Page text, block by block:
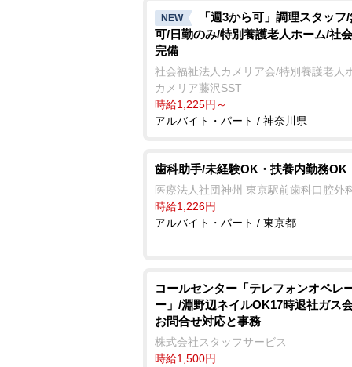
NEW
「週3から可」調理スタッフ
可/日勤のみ/特別養護老人ホーム/社
完備
社会福祉法人カメリア会/特別養護老人
カメリア藤沢SST
時給1,225円～
アルバイト・パート / 神奈川県
歯科助手/未経験OK・扶養内勤務OK
医療法人社団神州 東京駅前歯科口腔外
時給1,226円
アルバイト・パート / 東京都
コールセンター「テレフォンオペレ
ー」/淵野辺ネイルOK17時退社ガス
お問合せ対応と事務
株式会社スタッフサービス
時給1,500円